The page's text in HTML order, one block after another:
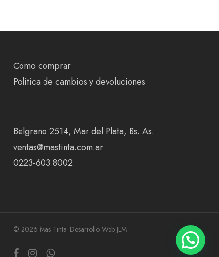
Como comprar
Politica de cambios y devoluciones
Belgrano 2514, Mar del Plata, Bs. As.
ventas@mastinta.com.ar
0223-603 8002
© 2026 Mas Tinta. Desarrollo Web JLM
facebookinstagramwhatsapp